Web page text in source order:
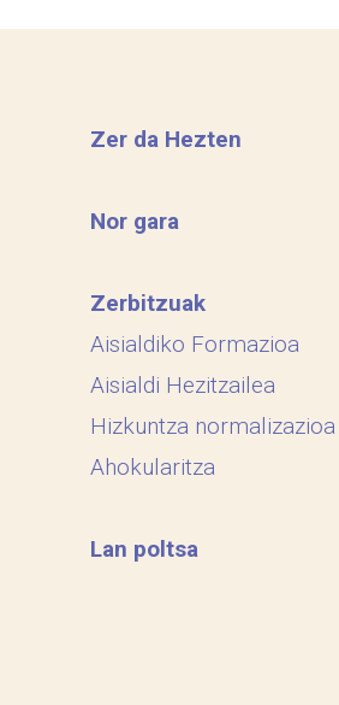
Zer da Hezten
Nor gara
Zerbitzuak
Aisialdiko Formazioa
Aisialdi Hezitzailea
Hizkuntza normalizazioa
Ahokularitza
Lan poltsa